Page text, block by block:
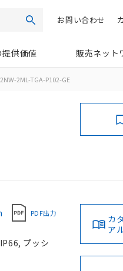
検索お問い合わせ
供価値 販売ネット
2ML-TGA-P102-GE
PDF出力
プッシ
カ
ア